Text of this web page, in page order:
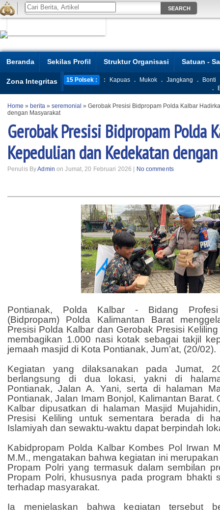
Beranda Sekilas Profil Struktur Organisasi Satuan -
Zona Integritas 15 Polsek : : Kapuas . Mukok . Jangkang .
Bonti
.
Home » berita » seremonial » Gerobak Presisi Bidpropam Polda Kalbar
dengan Masyarakat
Gerobak Presisi Bidpropam Polda
Kepedulian dan Kedekatan
Penulis ByAdmin on Jumat, 20 Februari 2026 | No comments
Pontianak, Polda Kalbar - Bidang
(Bidpropam) Polda Kalimantan Barat
Presisi Polda Kalbar dan Gerobak Presisi
membagikan 1.000 nasi kotak sebagai takjil
jemaah masjid di Kota Pontianak, Jum’at, (20/02).
Kegiatan yang dilaksanakan pada Jumat,
berlangsung di dua lokasi, yakni di
Pontianak, Jalan A. Yani, serta di halaman
Pontianak, Jalan Imam Bonjol, Kalimantan Barat.
Kalbar dipusatkan di halaman Masjid
Presisi Keliling untuk sementara berada di
Islamiyah dan sewaktu-waktu dapat berpindah
Kabidpropam Polda Kalbar Kombes Pol Irwan
M.M., mengatakan bahwa kegiatan ini
Propam Polri yang termasuk dalam sembilan
Propam Polri, khususnya pada program bhakti
terhadap masyarakat.
Ia menjelaskan bahwa kegiatan tersebut